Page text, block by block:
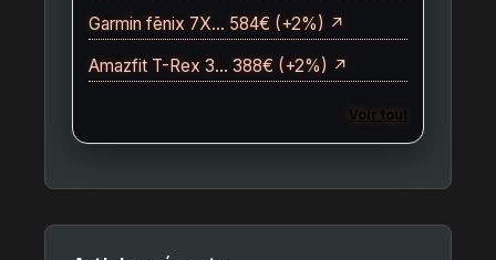
Garmin fēnix 7X… 584€ (+2%) ↗
Amazfit T-Rex 3… 388€ (+2%) ↗
Voir tout